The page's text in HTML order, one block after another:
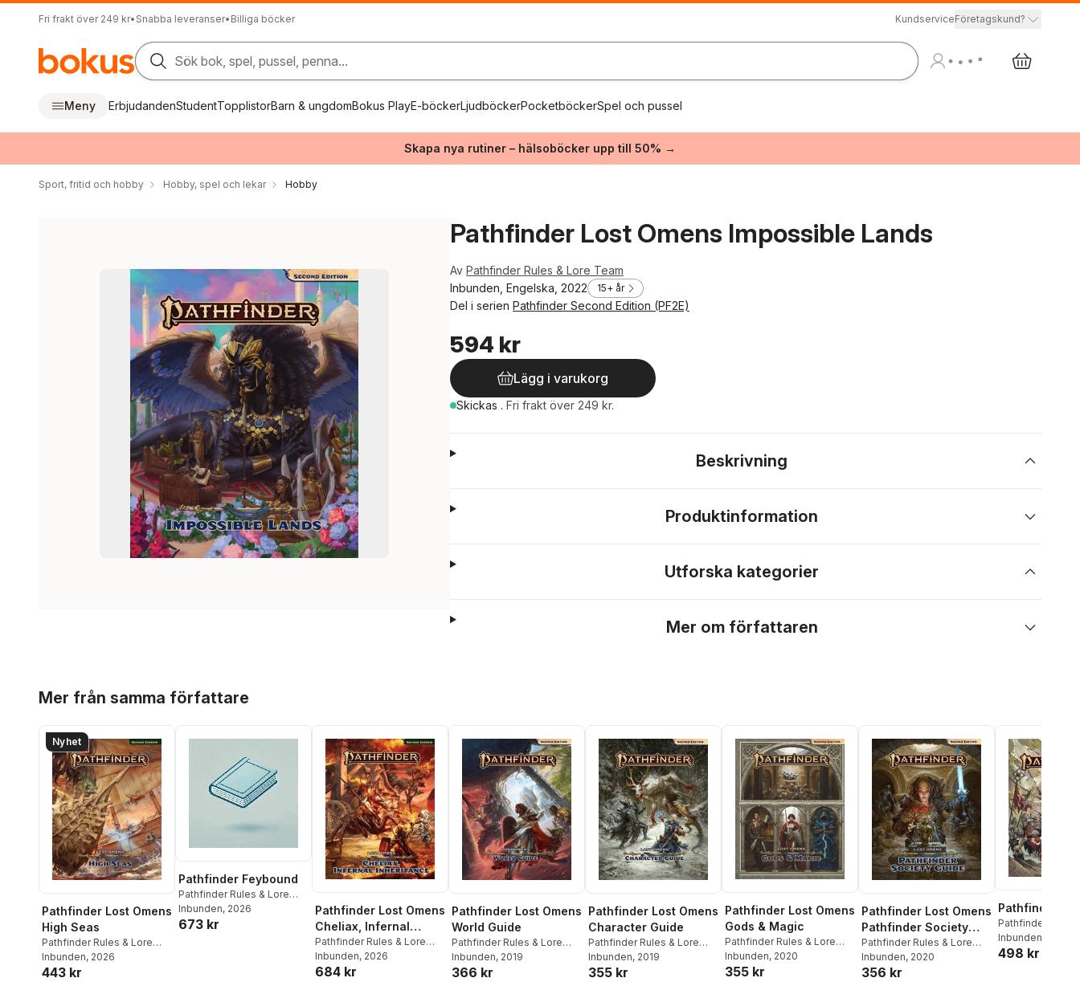
Fri frakt över 249 kr• Snabba leveranser• Billiga böcker KundserviceFöretagskund?
Sök bok, spel, pussel, penna...
Meny ErbjudandenStudentTopplistorBarn & ungdomBokus PlayE-böckerLjudböckerPocketböckerSpel och pussel
Skapa nya rutiner – hälsoböcker upp till 50% →
Sport, fritid och hobby Hobby, spel och lekar Hobby
Pathfinder Lost Omens Impossible Lands
Av Pathfinder Rules & Lore Team
Inbunden, Engelska, 2022
15+ år
Del i serien Pathfinder Second Edition (PF2E)
594 kr
Lägg i varukorg
Skickas . Fri frakt över 249 kr.
Beskrivning
Produktinformation
Utforska kategorier
Mer om författaren
Mer från samma författare
Nyhet
Pathfinder Lost Omens
High Seas
Pathfinder Rules & Lore
Team
Inbunden, 2026
443 kr
Pathfinder Feybound
Pathfinder Rules & Lore
Team
Inbunden, 2026
673 kr
Pathfinder Lost Omens
Cheliax, Infernal
Inheritance
Pathfinder Rules & Lore
Team
Inbunden, 2026
684 kr
Pathfinder Lost Omens
World Guide
Pathfinder Rules & Lore
Team
Inbunden, 2019
366 kr
Pathfinder Lost Omens
Character Guide
Pathfinder Rules & Lore
Team
Inbunden, 2019
355 kr
Pathfinder Lost Omens
Gods & Magic
Pathfinder Rules & Lore
Team
Inbunden, 2020
355 kr
Pathfinder Lost Omens
Pathfinder Society
Guide
Pathfinder Rules & Lore
Team
Inbunden, 2020
356 kr
Pathfinder
Pathfinder Rules
Team
Inbunden
498 kr